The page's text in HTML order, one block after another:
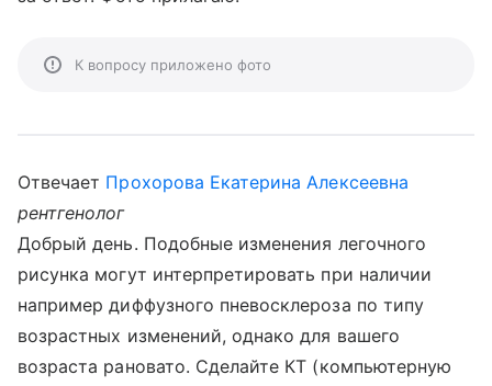
К вопросу приложено фото
Отвечает Прохорова Екатерина Алексеевна
рентгенолог
Добрый день. Подобные изменения легочного
рисунка могут интерпретировать при наличии
например диффузного пневосклероза по типу
возрастных изменений, однако для вашего
возраста рановато. Сделайте КТ (компьютерную